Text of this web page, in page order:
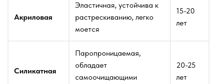
Акриловая
Эластичная, устойчива к
растрескиванию, легко
моется
15-20
лет
Силикатная
Паропроницаемая,
обладает
самоочищающими
20-25
лет